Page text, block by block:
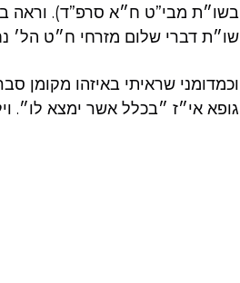
בשו״ת מבי”ט ח״א סרפ”ד). וראה
שו״ת דברי שלום מזרחי ח״ט הל׳
וכמדומני שראיתי באיזהו מקומן
גופא אי״ז ״בכלל אשר ימצא לו״.